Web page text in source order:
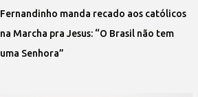
Fernandinho manda recado aos católicos
na Marcha pra Jesus: “O Brasil não tem
uma Senhora”